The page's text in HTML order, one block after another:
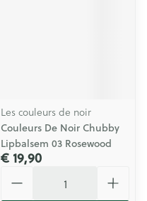
Les couleurs de noir
Couleurs De Noir Chubby
Lipbalsem 03 Rosewood
€ 19,90